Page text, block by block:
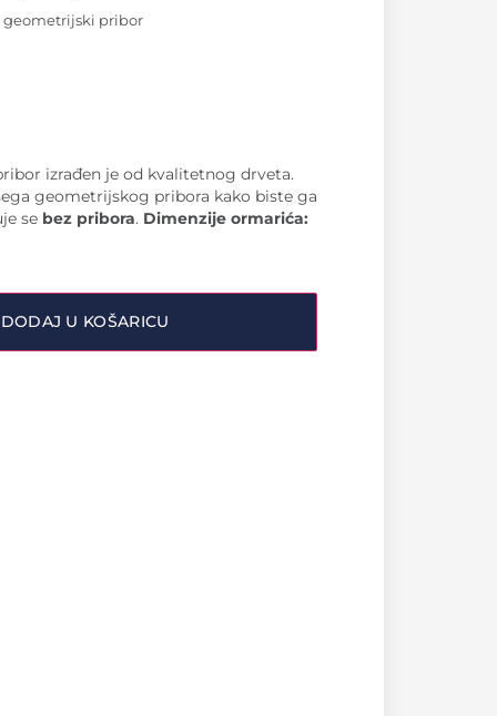
geometrijski pribor
izrađen je od kvalitetnog drveta.
geometrijskog pribora kako biste ga
se bez pribora. Dimenzije ormarića:
DODAJ U KOŠARICU